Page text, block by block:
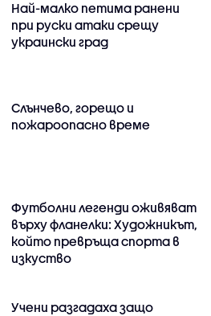
Най-малко петима ранени
при руски атаки срещу
украински град
Слънчево, горещо и
пожароопасно време
Футболни легенди оживяват
върху фланелки: Художникът,
който превръща спорта в
изкуство
Учени разгадаха защо